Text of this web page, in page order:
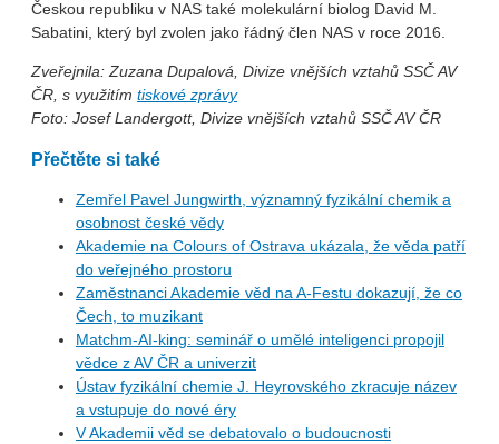
Českou republiku v NAS také molekulární biolog David M.
Sabatini, který byl zvolen jako řádný člen NAS v roce 2016.
Zveřejnila: Zuzana Dupalová, Divize vnějších vztahů SSČ AV
ČR, s využitím tiskové zprávy
Foto: Josef Landergott, Divize vnějších vztahů SSČ AV ČR
Přečtěte si také
Zemřel Pavel Jungwirth, významný fyzikální chemik a
osobnost české vědy
Akademie na Colours of Ostrava ukázala, že věda patří
do veřejného prostoru
Zaměstnanci Akademie věd na A-Festu dokazují, že co
Čech, to muzikant
Matchm-AI-king: seminář o umělé inteligenci propojil
vědce z AV ČR a univerzit
Ústav fyzikální chemie J. Heyrovského zkracuje název
a vstupuje do nové éry
V Akademii věd se debatovalo o budoucnosti